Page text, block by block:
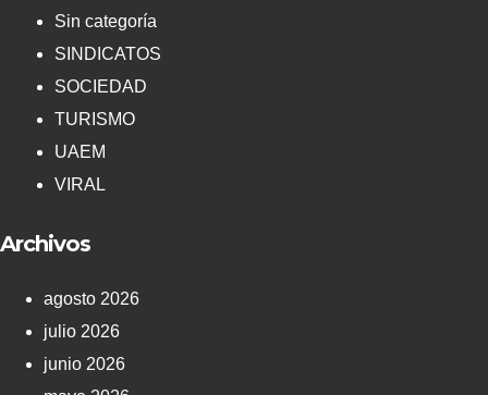
Sin categoría
SINDICATOS
SOCIEDAD
TURISMO
UAEM
VIRAL
Archivos
agosto 2026
julio 2026
junio 2026